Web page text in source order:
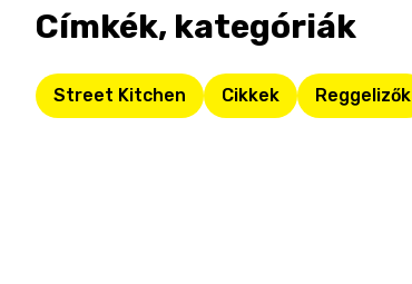
Címkék, kategóriák
Street Kitchen Cikkek Reggelizők